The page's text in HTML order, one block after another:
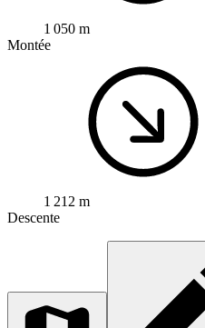
1 050 m
Montée
1 212 m
Descente